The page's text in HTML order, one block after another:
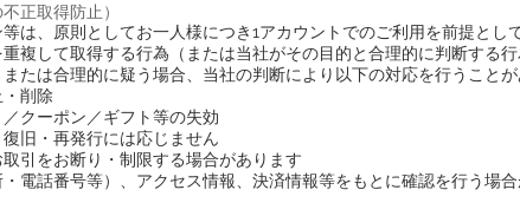
正取得防止）
は、原則としてお一人様につき1アカウントでのご利用を前提とし
複して取得する行為（または当社がその目的と合理的に判断する行
たは合理的に疑う場合、当社の判断により以下の対応を行うことが
削除
クーポン／ギフト等の失効
旧・再発行には応じません
引をお断り・制限する場合があります
電話番号等）、アクセス情報、決済情報等をもとに確認を行う場合